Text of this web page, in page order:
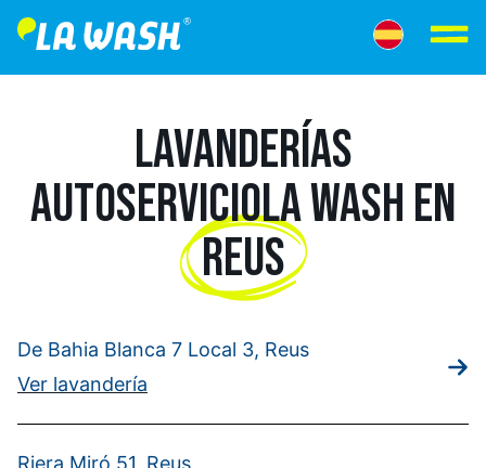
LAVANDERÍAS
AUTOSERVICIOLA WASH EN
REUS
De Bahia Blanca 7 Local 3, Reus
Ver lavandería
Riera Miró 51, Reus